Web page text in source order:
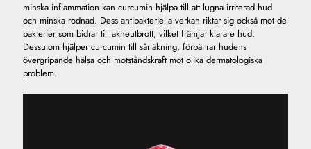
minska inflammation kan curcumin hjälpa till att lugna irriterad hud
och minska rodnad. Dess antibakteriella verkan riktar sig också mot de
bakterier som bidrar till akneutbrott, vilket främjar klarare hud.
Dessutom hjälper curcumin till sårläkning, förbättrar hudens
övergripande hälsa och motståndskraft mot olika dermatologiska
problem.